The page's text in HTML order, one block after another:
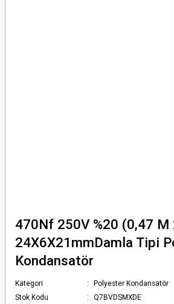
470Nf 250V %20 (0,47 M
24X6X21mmDamla Tipi
Kondansatör
Kategori
Polyester Kondansatör
Stok Kodu
Q7BVDSMXDE